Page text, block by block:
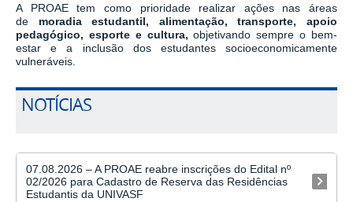
A PROAE tem como prioridade realizar ações nas áreas
de moradia estudantil, alimentação, transporte, apoio
pedagógico, esporte e cultura, objetivando sempre o bem-
estar e a inclusão dos estudantes socioeconomicamente
vulneráveis.
NOTÍCIAS
07.08.2026 – A PROAE reabre inscrições do Edital nº
02/2026 para Cadastro de Reserva das Residências
Estudantis da UNIVASF